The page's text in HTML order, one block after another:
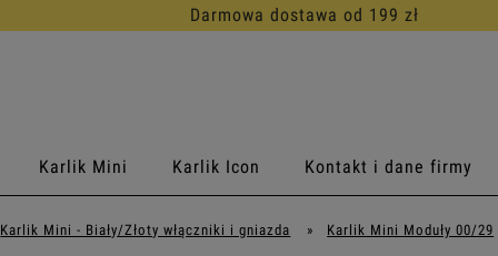
30 dni na darmowy zwrot
Karlik Mini Karlik Icon Kontakt i dane firmy
Karlik Mini - Biały/Złoty włączniki i gniazda » Karlik Mini Moduły 00/29